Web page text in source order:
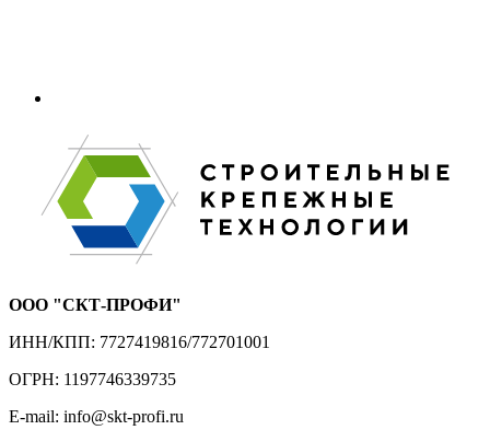
ООО "СКТ-ПРОФИ"
ИНН/КПП: 7727419816/772701001
ОГРН: 1197746339735
E-mail: info@skt-profi.ru